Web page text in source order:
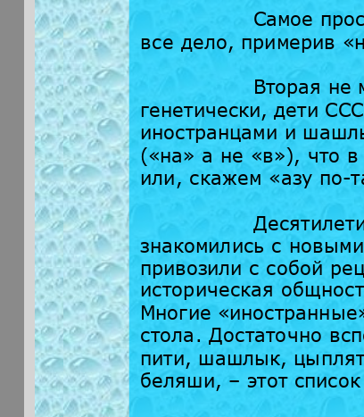
Самое
все дело, примерив
Вторая не
генетически, дети
иностранцами и
(«на» а не «в»), что
или, скажем «азу по-
знакомились с
привозили с собой
историческая
Многие
стола. Достаточно
пити, шашлык, цыплят
беляши, – этот